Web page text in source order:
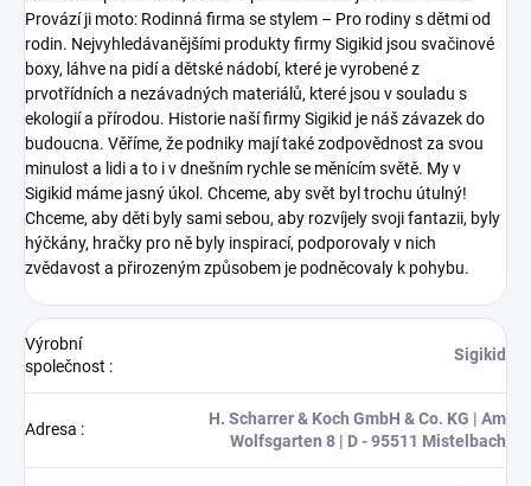
Provází ji moto: Rodinná firma se stylem – Pro rodiny s dětmi od
rodin. Nejvyhledávanějšími produkty firmy Sigikid jsou svačinové
boxy, láhve na pidí a dětské nádobí, které je vyrobené z
prvotřídních a nezávadných materiálů, které jsou v souladu s
ekologií a přírodou. Historie naší firmy Sigikid je náš závazek do
budoucna. Věříme, že podniky mají také zodpovědnost za svou
minulost a lidi a to i v dnešním rychle se měnícím světě. My v
Sigikid máme jasný úkol. Chceme, aby svět byl trochu útulný!
Chceme, aby děti byly sami sebou, aby rozvíjely svoji fantazii, byly
hýčkány, hračky pro ně byly inspirací, podporovaly v nich
zvědavost a přirozeným způsobem je podněcovaly k pohybu.
Výrobní
společnost :
Sigikid
Adresa :
H. Scharrer & Koch GmbH & Co. KG | Am
Wolfsgarten 8 | D - 95511 Mistelbach